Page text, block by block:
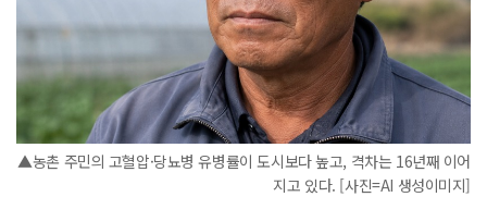
▲농촌 주민의 고혈압·당뇨병 유병률이 도시보다 높고, 격차는 16년째 이어
지고 있다. [사진=AI 생성이미지]